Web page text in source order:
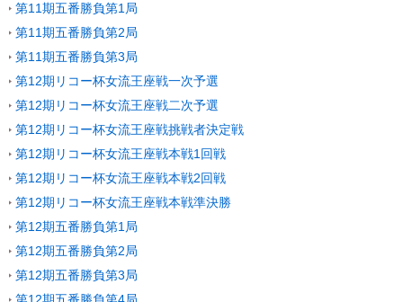
第11期五番勝負第1局
第11期五番勝負第2局
第11期五番勝負第3局
第12期リコー杯女流王座戦一次予選
第12期リコー杯女流王座戦二次予選
第12期リコー杯女流王座戦挑戦者決定戦
第12期リコー杯女流王座戦本戦1回戦
第12期リコー杯女流王座戦本戦2回戦
第12期リコー杯女流王座戦本戦準決勝
第12期五番勝負第1局
第12期五番勝負第2局
第12期五番勝負第3局